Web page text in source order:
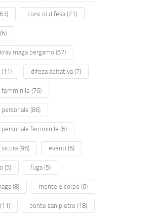
corsi di difesa(71)
(6)
maga bergamo (67)
(11) difesa abitativa(7)
femminile (76)
(86)
personale femminile (6)
(96) eventi (6)
(5) fuga(5)
(8) mente e corpo (6)
ponte san pietro (18)